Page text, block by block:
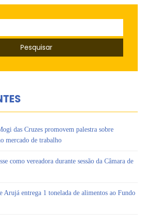
das Cruzes promovem palestra sobre
mercado de trabalho
como vereadora durante sessão da Câmara de
Arujá entrega 1 tonelada de alimentos ao Fundo